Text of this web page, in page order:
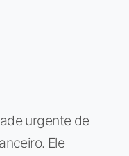
urgente de
Ele